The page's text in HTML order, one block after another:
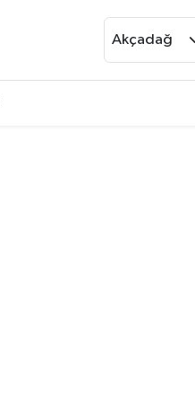
Akçadağ